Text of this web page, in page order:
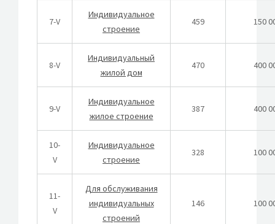
7-V
Индивидуальное
строение
459 150
8-V
Индивидуальный
жилой дом
470 400
9-V
Индивидуальное
жилое строение
387 400
10-
V
Индивидуальное
строение
328 100
11-
V
Для обслуживания
индивидуальных
строений
146 100